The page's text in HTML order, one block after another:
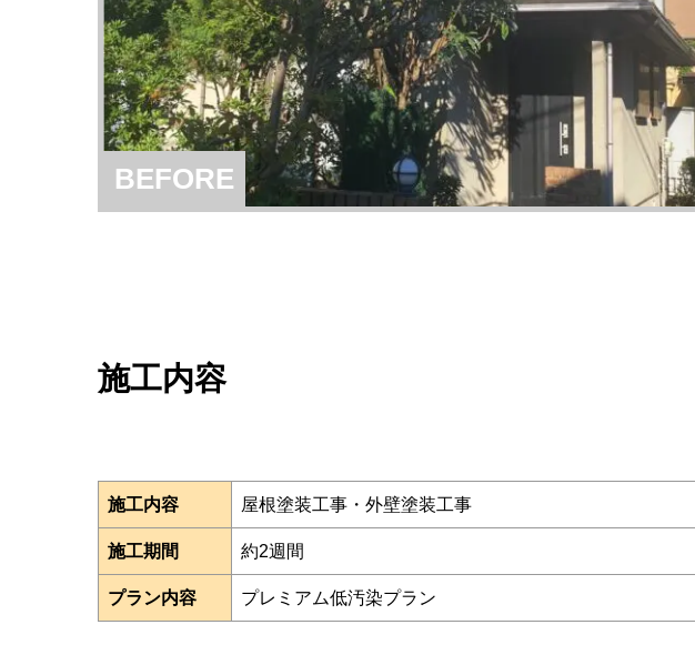
BEFORE
施工内容
施工内容 屋根塗装工事・外壁塗装工事
施工期間 約2週間
プラン内容 プレミアム低汚染プラン